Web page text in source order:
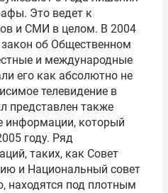
Это ведет к
и СМИ в целом. В 2004
об Общественном
и международные
его как абсолютно не
телевидение в
представлен также
информации, который
году. Ряд
таких, как Совет
и Национальный совет
находятся под плотным